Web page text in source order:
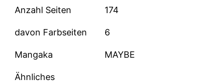
Anzahl Seiten 174
davon Farbseiten 6
Mangaka MAYBE
Ähnliches